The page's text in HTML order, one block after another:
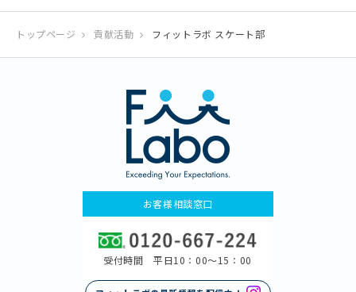
トップページ 貢献活動 フィットラボ スケート部
お客様相談窓口
受付時間 平日10：00〜15：00